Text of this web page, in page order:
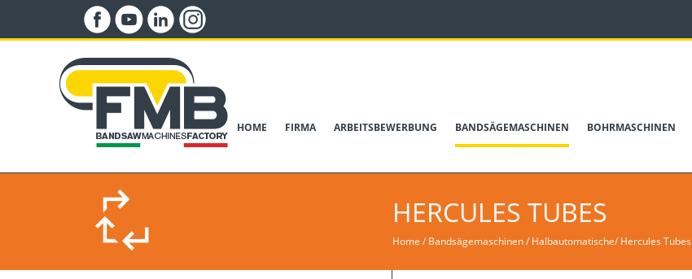
HOME FIRMA ARBEITSBEWERBUNG BANDSÄGEMASCHINEN BOHRMASCHINEN
HERCULES TUBES
Home /Bandsägemaschinen / Halbautomatische/Hercules Tubes